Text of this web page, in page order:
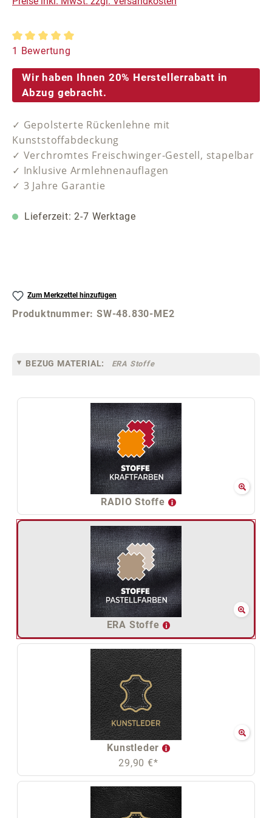
Durchschnittliche Bewertung von 5 von 5 Sternen
1 Bewertung
Wir haben Ihnen 20% Herstellerrabatt in
Abzug gebracht.
✓ Gepolsterte Rückenlehne mit
Kunststoffabdeckung
✓ Verchromtes Freischwinger-Gestell, stapelbar
✓ Inklusive Armlehnenauflagen
✓ 3 Jahre Garantie
Lieferzeit: 2-7 Werktage
Zum Merkzettel hinzufügen
Produktnummer:SW-48.830-ME2
BEZUG MATERIAL: ERA Stoffe
RADIO Stoffe
ERA Stoffe
Kunstleder
29,90 €*